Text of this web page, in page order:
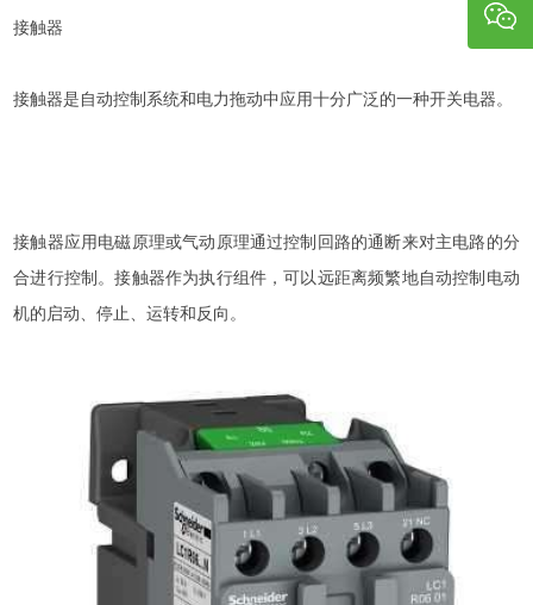
接触器
接触器是自动控制系统和电力拖动中应用十分广泛的一种开关电器。
接触器应用电磁原理或气动原理通过控制回路的通断来对主电路的分
合进行控制。接触器作为执行组件，可以远距离频繁地自动控制电动
机的启动、停止、运转和反向。